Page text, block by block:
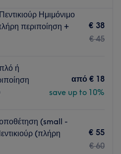
στην ονυχοπλαστικη ΔΕΝ
ουσία TPO και οι λάμπες που
των υλικών ειναι LED και
ονυχοπλαστικής
Ημιμόνιμο
περιποίηση +
€ 38
€ 45
ή
από € 18
save up to 10%
(small -
(πλήρη
€ 55
€ 60